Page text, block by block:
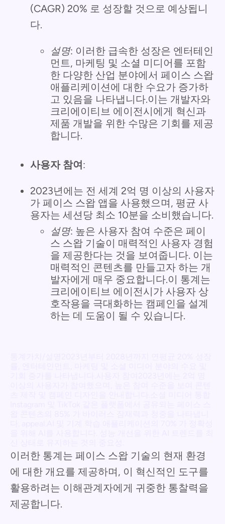
(CAGR) 20% 로 성장할 것으로 예상됩니
다.
설명: 이러한 급속한 성장은 엔터테인
먼트, 마케팅 및 소셜 미디어를 포함
한 다양한 산업 분야에서 페이스 스왑
애플리케이션에 대한 수요가 증가하
고 있음을 나타냅니다.이는 개발자와
크리에이티브 에이전시에게 혁신과
제품 개발을 위한 수많은 기회를 제공
합니다.
사용자 참여:
2023년에는 전 세계 2억 명 이상의 사용자
가 페이스 스왑 앱을 사용했으며, 평균 사
용자는 세션당 최소 10분을 소비했습니다.
설명: 높은 사용자 참여 수준은 페이
스 스왑 기술이 매력적인 사용자 경험
을 제공한다는 것을 보여줍니다. 이는
매력적인 콘텐츠를 만들고자 하는 개
발자에게 매우 중요합니다.이 통계는
크리에이티브 에이전시가 사용자 상
호작용을 극대화하는 캠페인을 설계
하는 데 도움이 될 수 있습니다.
이러한 통계는 페이스 스왑 기술의 현재 환경
에 대한 개요를 제공하며, 이 혁신적인 도구를
활용하려는 이해관계자에게 귀중한 통찰력을
제공합니다.